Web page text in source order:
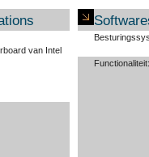
van Intel
Functionaliteit: